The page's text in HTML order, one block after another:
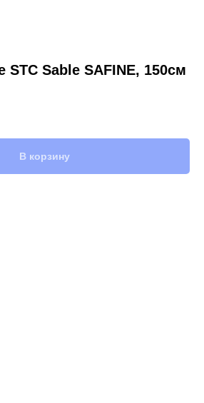
Sable SAFINE, 150см
В корзину